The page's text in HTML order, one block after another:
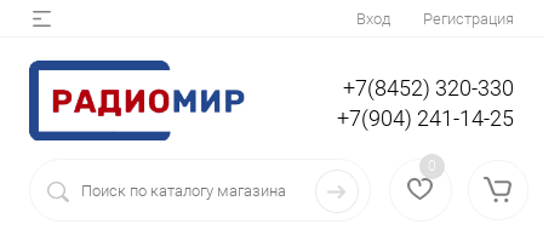
Вход Регистрация
+7(8452) 320-330
+7(904) 241-14-25
0